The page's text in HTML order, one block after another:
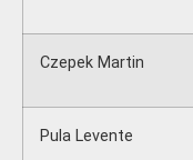
Czepek Martin
Pula Levente